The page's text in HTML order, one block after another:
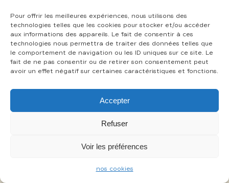
Pour offrir les meilleures expériences, nous utilisons des
technologies telles que les cookies pour stocker et/ou accéder
aux informations des appareils. Le fait de consentir à ces
technologies nous permettra de traiter des données telles que
le comportement de navigation ou les ID uniques sur ce site. Le
fait de ne pas consentir ou de retirer son consentement peut
avoir un effet négatif sur certaines caractéristiques et fonctions.
Accepter
Refuser
Voir les préférences
nos cookies
mentions légales
cookies